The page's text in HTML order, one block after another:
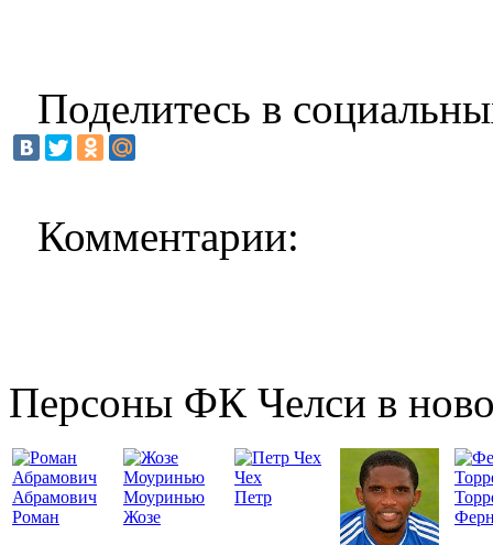
Поделитесь в
Комментарии:
Персоны ФК Челси в
Абрамович
Роман
Моуринью
Жозе
Чех
Петр